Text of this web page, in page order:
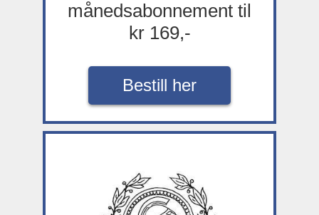
månedsabonnement til
kr 169,-
Bestill her